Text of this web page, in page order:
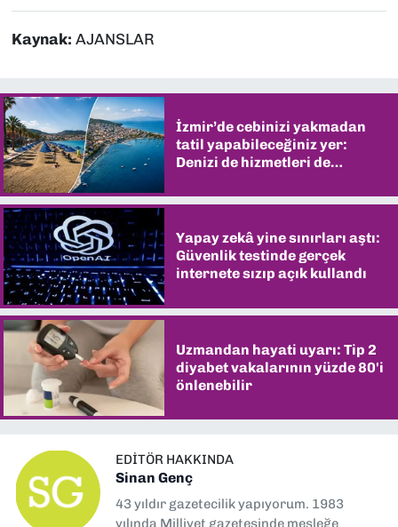
Kaynak: AJANSLAR
İzmir’de cebinizi yakmadan
tatil yapabileceğiniz yer:
Denizi de hizmetleri de
Yapay zekâ yine sınırları aştı:
Güvenlik testinde gerçek
internete sızıp açık kullandı
Uzmandan hayati uyarı: Tip 2
diyabet vakalarının yüzde 80'i
önlenebilir
EDITÖR HAKKINDA
Sinan Genç
43 yıldır gazetecilik yapıyorum. 1983
yılında Milliyet gazetesinde mesleğe